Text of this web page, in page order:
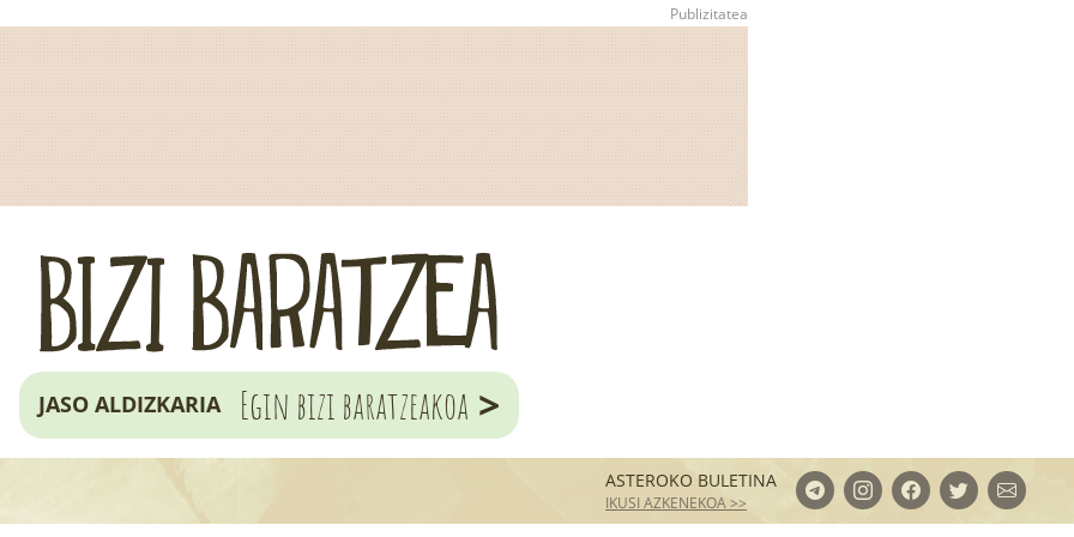
JASO ALDIZKARIA Egin bizi baratzeakoa >
ASTEROKO BULETINA
IKUSI AZKENEKOA >>